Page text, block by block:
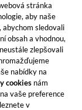
stránka
aby naše
sledovali
obsah a vhodnou,
zlepšovali
nabídky na
cookies nám
vaše preference
v